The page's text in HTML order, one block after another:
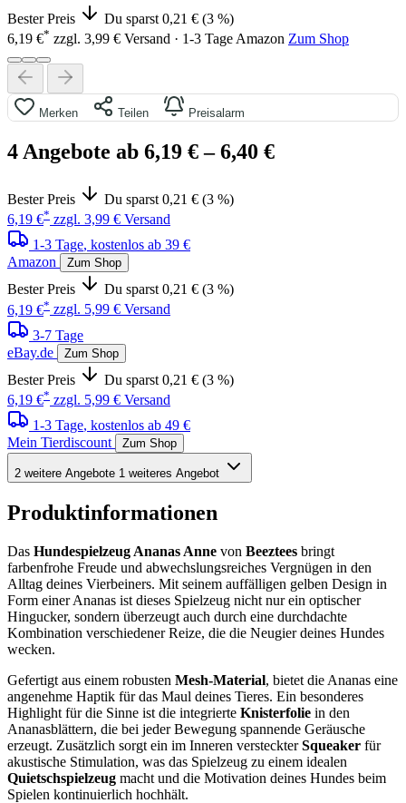
Bester Preis
Du sparst 0,21 € (3 %)
6,19 €* zzgl. 3,99 € Versand · 1-3 Tage Amazon Zum Shop
Merken Teilen Preisalarm
4 Angebote ab 6,19 €– 6,40 €
Bester Preis
Du sparst 0,21 € (3 %)
6,19 €* zzgl. 3,99 € Versand
1-3 Tage, kostenlos ab 39 €
Amazon
Zum Shop
Bester Preis
Du sparst 0,21 € (3 %)
6,19 €* zzgl. 5,99 € Versand
3-7 Tage
eBay.de
Zum Shop
Bester Preis
Du sparst 0,21 € (3 %)
6,19 €* zzgl. 5,99 € Versand
1-3 Tage, kostenlos ab 49 €
Mein Tierdiscount
Zum Shop
2 weitere Angebote 1 weiteres Angebot
Produktinformationen
Das Hundespielzeug Ananas Anne von Beeztees bringt
farbenfrohe Freude und abwechslungsreiches Vergnügen in den
Alltag deines Vierbeiners. Mit seinem auffälligen gelben Design in
Form einer Ananas ist dieses Spielzeug nicht nur ein optischer
Hingucker, sondern überzeugt auch durch eine durchdachte
Kombination verschiedener Reize, die die Neugier deines Hundes
wecken.
Gefertigt aus einem robusten Mesh-Material, bietet die Ananas eine
angenehme Haptik für das Maul deines Tieres. Ein besonderes
Highlight für die Sinne ist die integrierte Knisterfolie in den
Ananasblättern, die bei jeder Bewegung spannende Geräusche
erzeugt. Zusätzlich sorgt ein im Inneren versteckterSqueaker für
akustische Stimulation, was das Spielzeug zu einem idealen
Quietschspielzeug macht und die Motivation deines Hundes beim
Spielen kontinuierlich hochhält.